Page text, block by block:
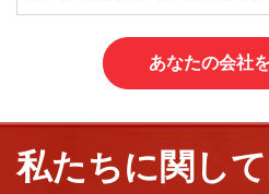
あなたの会社
私たちに関し